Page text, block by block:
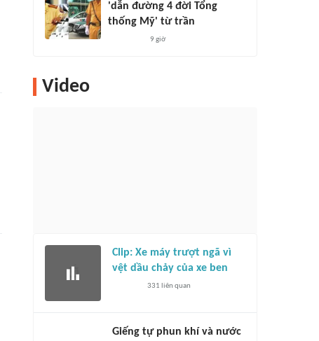
'dẫn đường 4 đời Tổng
thống Mỹ' từ trần
9 giờ
Video
Clip: Xe máy trượt ngã vì
vệt dầu chảy của xe ben
331 liên quan
Giếng tự phun khí và nước